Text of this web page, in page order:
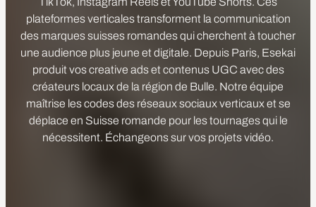
plateformes verticales transforment la communication
des marques suisses romandes qui cherchent à toucher
une audience plus jeune et digitale. Depuis Paris, Esekai
produit vos creative ads et contenus UGC avec des
créateurs locaux de la région de Bulle. Notre équipe
maîtrise les codes des réseaux sociaux verticaux et se
déplace en Suisse romande pour les tournages qui le
nécessitent. Échangeons sur vos projets vidéo.